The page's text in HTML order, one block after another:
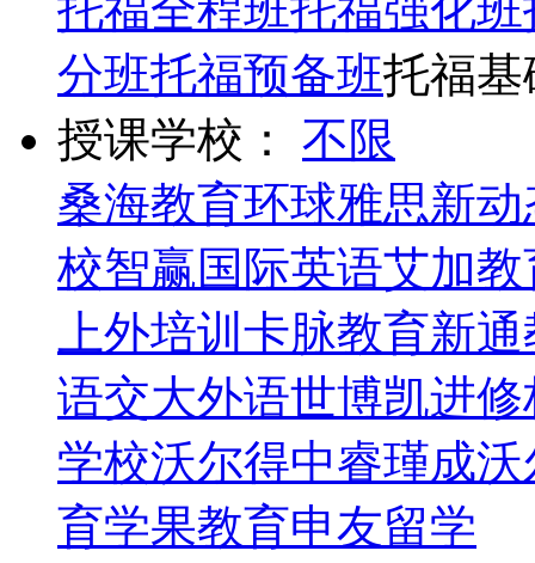
分班托福预备班托福基
授课学校：
不限
桑海教育环球雅思新
校智赢国际英语艾加教
上外培训 卡脉教育新
语交大外语世博凯进修
学校沃尔得中睿瑾成沃
育学果教育申友留学